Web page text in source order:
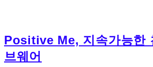
Positive Me, 지속가능한
브웨어